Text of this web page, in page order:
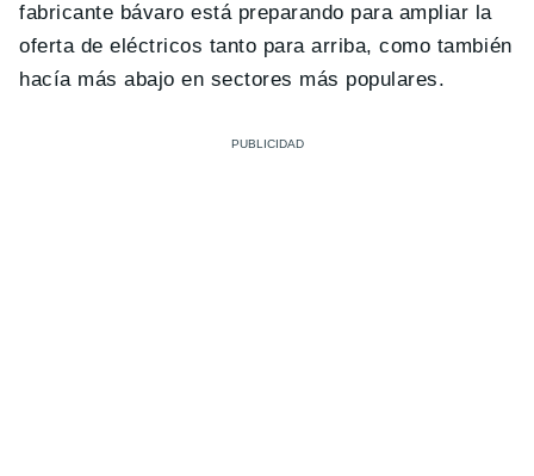
fabricante bávaro está preparando para ampliar la
oferta de eléctricos tanto para arriba, como también
hacía más abajo en sectores más populares.